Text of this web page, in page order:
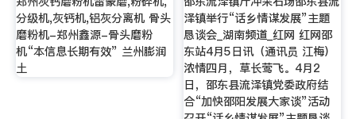
分级机,灰钙机,铝灰分离机 骨头
磨粉机-郑州鑫源-骨头磨粉
机“本信息长期有效” 兰州膨润
土
泽镇举行“话乡情谋发展”主题
恳谈会_湖南频道_红网 红网邵
东站4月5日讯（通讯员 江梅）
浓情四月，草长莺飞。4月2
日，邵东县流泽镇党委政府结
合“加快邵阳发展大家谈”活动